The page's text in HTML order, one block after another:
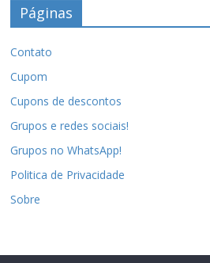
Páginas
Contato
Cupom
Cupons de descontos
Grupos e redes sociais!
Grupos no WhatsApp!
Politica de Privacidade
Sobre